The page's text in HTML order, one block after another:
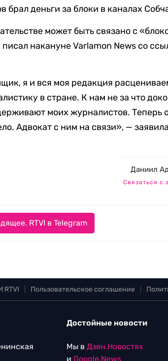
брал деньги за блоки в каналах
может быть связано с
накануне Varlamon News со
я и вся моя редакция
в стране. К нам не за что
моих журналистов. Теперь
Адвокат с ним на связи», — заявила
Даниил
Связаться с
RTVI в Telegram
RTVI Пользовательское соглашение
Достойные новости
Мы в Дзен.Новостях
и Google.News